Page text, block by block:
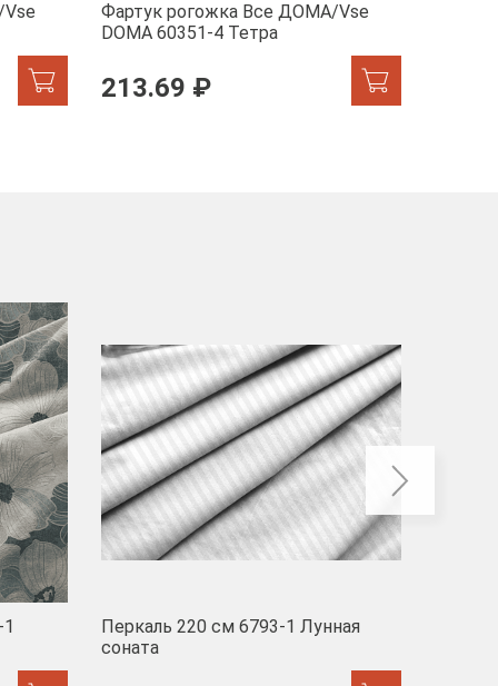
Фартук рогожка Все ДОМА/Vse
DOMA 60351-4 Тетра
213.69 ₽
Перкаль 220 см 6793-1 Лунная
соната